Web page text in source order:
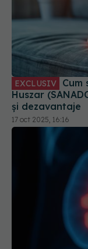
EXCLUSIV
Huszar
și dezavantaje
17 oct 2025, 16:16